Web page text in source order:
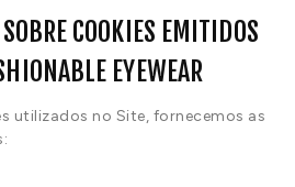
COOKIES EMITIDOS
EYEWEAR
utilizados no Site, fornecemos as